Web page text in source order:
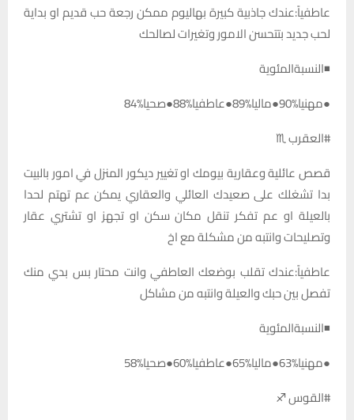
عاطفياً:عندك جاذبية كبيرة بهاليوم ممكن رجعة حب قديم او بداية
لحب جديد بتتحسن الامور وتغيرات لصالحك
◾النسبةالمئوية
●مهنيا%90●ماليا%89●عاطفيا%88●صحيا%84
#العقرب ♏
قصص عائلية وعقارية بيومك او تغيير ديكور المنزل في امور بالبيت
بدا تشغلك على صعيدك العائلي والعقاري يمكن عم تهتم لحدا
بالعيلة او عم تفكر تنقل مكان سكن او تجهز او تشتري عقار
وتصليحات وانتبه من مشكلة مع اخ
عاطفياً:عندك تقلب بوضعك العاطفي وانت محتار بس بدي منك
تفصل بين حبك والعيلة وانتبه من مشاكل
◾النسبةالمئوية
●مهنيا%63●ماليا%65●عاطفيا%60●صحيا%58
#القوس ♐